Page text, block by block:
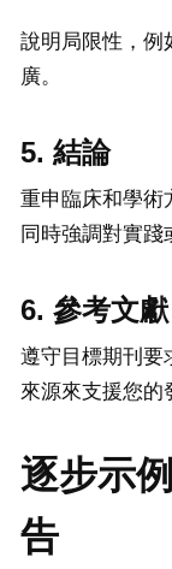
說明局限性，例
廣。
5. 結論
重申臨床和學術
同時強調對實踐
6. 參考文獻
遵守目標期刊要
來源來支援您的
逐步示
告